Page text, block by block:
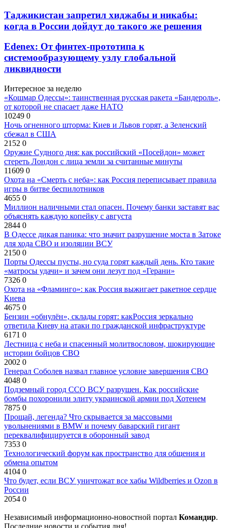
Таджикистан запретил хиджабы и никабы:
когда в России дойдут до такого же решения
Edenex: От финтех-прототипа к
системообразующему узлу глобальной
ликвидности
Интересное за неделю
«Кошмар Одессы»: таинственная русская ракета «Бандероль»,
от которой не спасает даже НАТО
10249 0
Ночь огненного шторма: Киев и Львов горят, а Зеленский
сбежал в США
2152 0
Оружие Судного дня: как российский «Посейдон» может
стереть Лондон с лица земли за считанные минуты
11609 0
Охота на «Смерть с неба»: как Россия переписывает правила
игры в битве беспилотников
4655 0
Миллион наличными стал опасен. Почему банки заставят вас
объяснять каждую копейку с августа
2844 0
В Одессе дикая паника: что значит разрушение моста в Затоке
для хода СВО и изоляции ВСУ
2150 0
Порты Одессы пусты, но суда горят каждый день. Кто такие
«матросы удачи» и зачем они лезут под «Герани»
7326 0
Охота на «Фламинго»: как Россия выжигает ракетное сердце
Киева
4675 0
Бензин «обнулён», склады горят: какРоссия зеркально
ответила Киеву на атаки по гражданской инфраструктуре
6171 0
Лестница с неба и спасенный молитвословом, шокирующие
истории бойцов СВО
2002 0
Генерал Соболев назвал главное условие завершения СВО
4048 0
Подземный город ССО ВСУ разрушен. Как российские
бомбы похоронили элиту украинской армии под Хотенем
7875 0
Прощай, легенда? Что скрывается за массовыми
увольнениями в BMW и почему баварский гигант
переквалифицируется в оборонный завод
7353 0
Технологический форум как пространство для общения и
обмена опытом
4104 0
Что будет, если ВСУ уничтожат все хабы Wildberries и Ozon в
России
2054 0
Независимый информационно-новостной портал Командир.